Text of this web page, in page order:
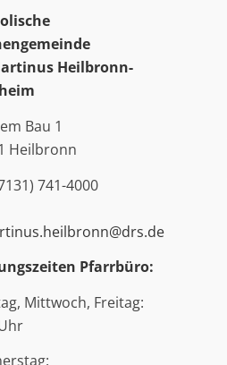
Heilbronn-
Bau 1
Heilbronn
741-4000
Pfarrbüro:
Mittwoch, Freitag: